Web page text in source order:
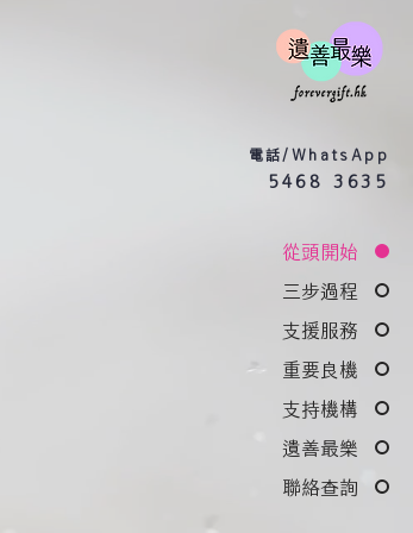
電話/WhatsApp
5468 3635
從頭開始
三步過程
支援服務
重要良機
支持機構
遺善最樂
聯絡查詢